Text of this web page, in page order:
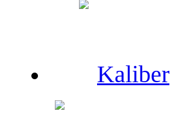
Kaliber